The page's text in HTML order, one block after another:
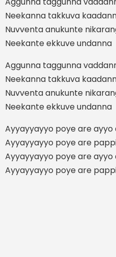
Neekanna takkuva
Nuvventa anukunte
Neekante ekkuve undanna
Aggunna taggunna
Neekanna takkuva
Nuvventa anukunte
Neekante ekkuve undanna
Ayyayyayyo poye are ayyo
Ayyayyayyo poye are
Ayyayyayyo poye are ayyo
Ayyayyayyo poye are